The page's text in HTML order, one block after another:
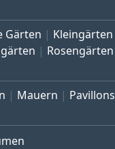
Gärten
Kleingärten
Rosengärten
Mauern Pavillons